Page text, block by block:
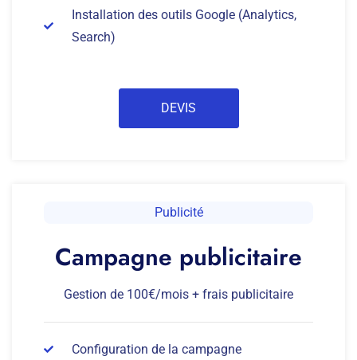
Installation des outils Google (Analytics,
Search)
DEVIS
Publicité
Campagne publicitaire
Gestion de 100€/mois + frais publicitaire
Configuration de la campagne